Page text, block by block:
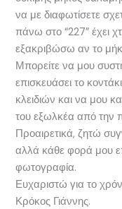
να με διαφωτίσετε
πάνω στο “227” έχει
εξακριβώσω αν το
Μπορείτε να μου
επισκευάσει το
κλειδιών και να μου
του εξωλκέα από την
Προαιρετικά, ζητώ
αλλά κάθε φορά μου
φωτογραφία.
Ευχαριστώ για το
Κρόκος Γιάννης.